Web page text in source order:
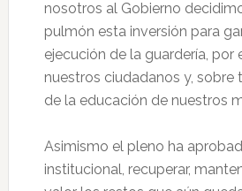
nosotros al Gobierno
pulmón esta inversión para
ejecución de la guardería, por
nuestros ciudadanos y, sobre
de la educación de nuestros
Asimismo el pleno ha
institucional, recuperar,